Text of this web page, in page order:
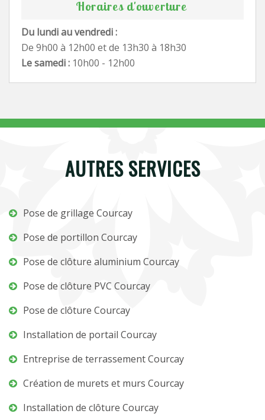
Horaires d'ouverture
Du lundi au vendredi :
De 9h00 à 12h00 et de 13h30 à 18h30
Le samedi : 10h00 - 12h00
AUTRES SERVICES
Pose de grillage Courcay
Pose de portillon Courcay
Pose de clôture aluminium Courcay
Pose de clôture PVC Courcay
Pose de clôture Courcay
Installation de portail Courcay
Entreprise de terrassement Courcay
Création de murets et murs Courcay
Installation de clôture Courcay